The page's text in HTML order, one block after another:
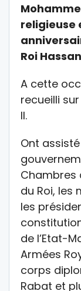
religieuse
Roi
A cette
recueilli
II.
Ont
Chambres
du Roi, les
les
de l’Etat-
Armées
corps
Rabat et